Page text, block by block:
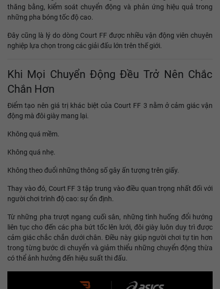
thăng bằng, kiểm soát chuyển động và phản ứng hiệu quả trong
những pha bóng tốc độ cao.
Đây cũng là lý do dòng Court FF được nhiều vận động viên chuyên
nghiệp lựa chọn trong các giải đấu lớn trên thế giới.
Khi Mọi Chuyển Động Đều Trở Nên Chắc
Chắn Hơn
Điểm tạo nên giá trị khác biệt của Court FF 3 nằm ở cảm giác vận
động mà đôi giày mang lại.
Không quá mềm.
Không quá nhẹ.
Không theo đuổi những thông số gây ấn tượng trên giấy.
Thay vào đó, Court FF 3 tập trung vào điều quan trọng nhất đối với
người chơi trình độ cao: sự ổn định.
Từ những pha trượt ngang cuối sân, những tình huống đổi hướng
liên tục cho đến các pha bứt tốc lên lưới, đôi giày luôn duy trì được
cảm giác chắc chắn dưới chân. Điều này giúp người chơi tự tin hơn
trong từng bước di chuyển và giảm thiểu những chuyển động thừa
có thể ảnh hưởng đến hiệu suất thi đấu.